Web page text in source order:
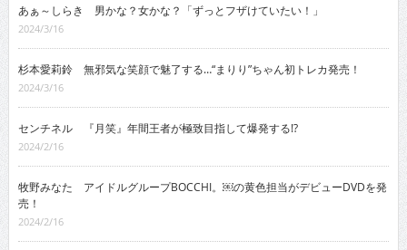
あぁ～しらき 男かな？女かな？「ずっとフザけていたい！」
2024/3/16
杉本愛莉鈴 無邪気な笑顔で魅了する…“まりり”ちゃん初トレカ発売！
2024/3/16
センチネル 『月笑』年間王者が極致目指して爆発する!?
2024/2/16
牧野みなた アイドルグループBOCCHI。￼の黄色担当がデビューDVDを発
売！
2024/2/16